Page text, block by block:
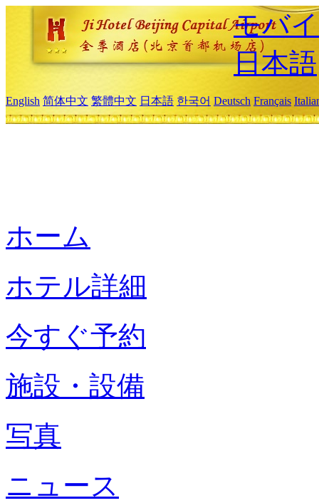
モバ
日本語
English 简体中文 繁體中文 日本語 한국어 Deutsch Français
ホーム
ホテル詳細
今すぐ予約
施設・設備
写真
ニュース